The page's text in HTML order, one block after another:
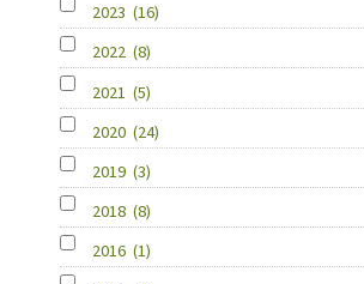
2023 (16)
2022 (8)
2021 (5)
2020 (24)
2019 (3)
2018 (8)
2016 (1)